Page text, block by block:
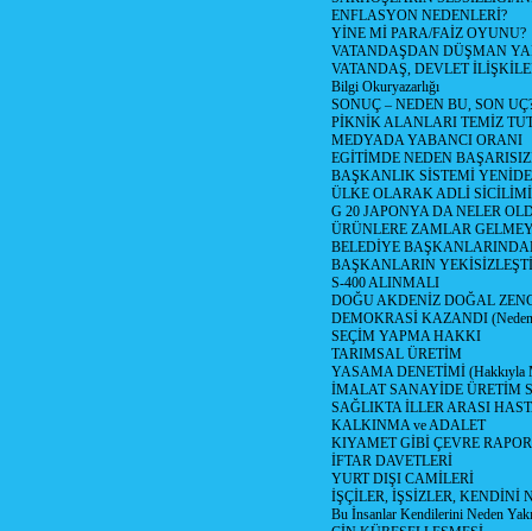
ENFLASYON NEDENLERİ?
YİNE Mİ PARA/FAİZ OYUNU?
VATANDAŞDAN DÜŞMAN
VATANDAŞ, DEVLET
Bilgi Okuryazarlığı
SONUÇ – NEDEN BU, SON
PİKNİK ALANLARI TEMİZ
MEDYADA YABANCI ORANI
EGİTİMDE NEDEN
BAŞKANLIK SİSTEMİ
ÜLKE OLARAK ADLİ
G 20 JAPONYA DA NELER
ÜRÜNLERE ZAMLAR
BELEDİYE
BAŞKANLARIN
S-400 ALINMALI
DOĞU AKDENİZ DOĞAL
DEMOKRASİ KAZANDI (Neden
SEÇİM YAPMA HAKKI
TARIMSAL ÜRETİM
YASAMA DENETİMİ (Hakkıyla
İMALAT SANAYİDE ÜRETİM
SAĞLIKTA İLLER ARASI
KALKINMA ve ADALET
KIYAMET GİBİ ÇEVRE
İFTAR DAVETLERİ
YURT DIŞI CAMİLERİ
İŞÇİLER, İŞSİZLER, KENDİNİ
Bu İnsanlar Kendilerini Neden